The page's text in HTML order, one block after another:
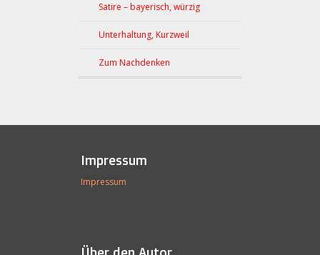
Satire – bayerisch, würzig
Unterhaltung, Kurzweil
Zum Nachdenken
Impressum
Impressum